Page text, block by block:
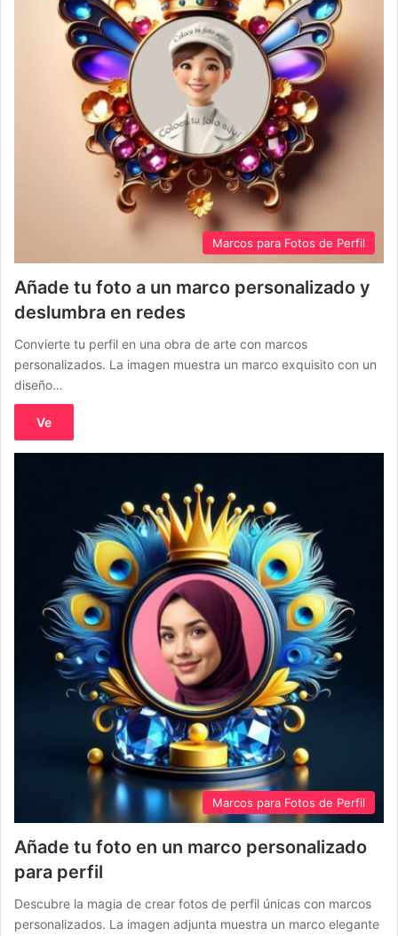
Marcos para Fotos de Perfil
Añade tu foto a un marco personalizado y
deslumbra en redes
Convierte tu perfil en una obra de arte con marcos
personalizados. La imagen muestra un marco exquisito con un
diseño…
Ve
Marcos para Fotos de Perfil
Añade tu foto en un marco personalizado
para perfil
Descubre la magia de crear fotos de perfil únicas con marcos
personalizados. La imagen adjunta muestra un marco elegante